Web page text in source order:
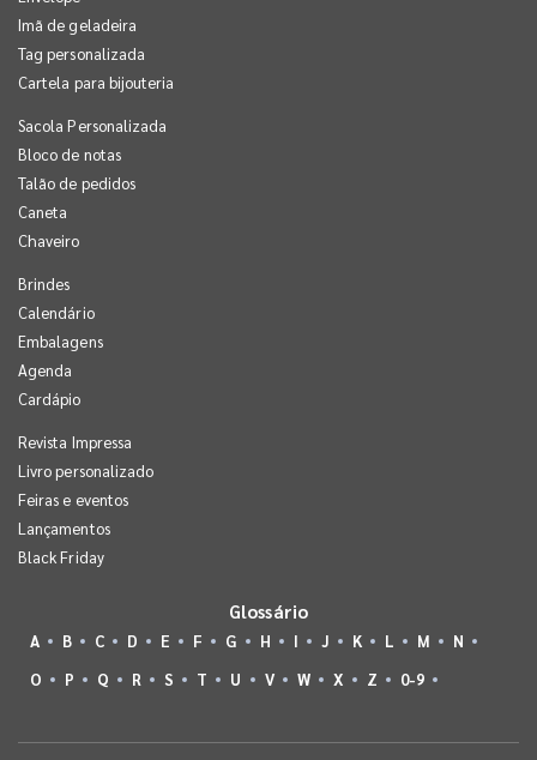
Imã de geladeira
Tag personalizada
Cartela para bijouteria
Sacola Personalizada
Bloco de notas
Talão de pedidos
Caneta
Chaveiro
Brindes
Calendário
Embalagens
Agenda
Cardápio
Revista Impressa
Livro personalizado
Feiras e eventos
Lançamentos
Black Friday
Glossário
A B C D E F G H I J K L M
N
O
P Q R S T U V W X Z 0-9